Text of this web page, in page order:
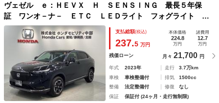
ヴェゼル ｅ：ＨＥＶＸ Ｈ ＳＥＮＳＩＮＧ 最長５年保
証 ワンオ－ナ－ ＥＴＣ ＬＥＤライト フォグライト Ｖ
ＳＡ クルコン アルミ スマ－トキ－ スペアキ－ 盗難防
止装置 整備記録簿 ＡＡＣ Ｗエアバッグ ワンオーナ－
支払総額(税込)
237.5 万円
本体価格
224.8
万円
諸費用
12.7
万円
残価ローン 月々 21,700 円
年式 2023年 走行
3.7万km
車検
車検整備付 排気
1500cc
整備
法定整備付 修復
なし
保証
保証付 (24ヶ月・走行無制限)